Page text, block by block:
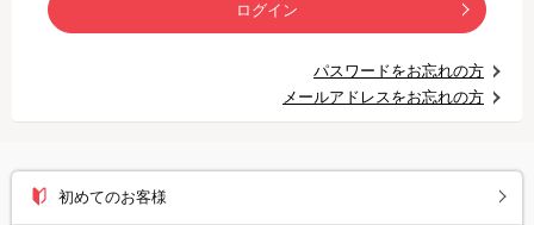
ログイン
パスワードをお忘れの方
メールアドレスをお忘れの方
初めてのお客様